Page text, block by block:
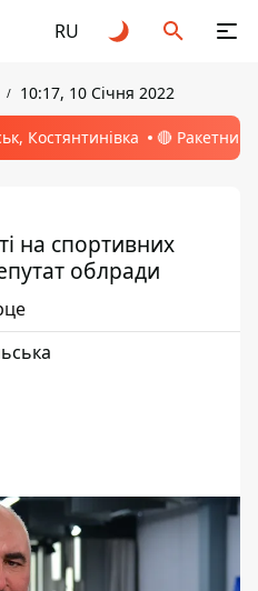
RU
10:17, 10 Січня 2022
Костянтинівка 🔴 Ракетний
на спортивних
облради